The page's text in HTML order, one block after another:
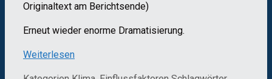
Originaltext am Berichtsende)
Erneut wieder enorme Dramatisierung.
Weiterlesen